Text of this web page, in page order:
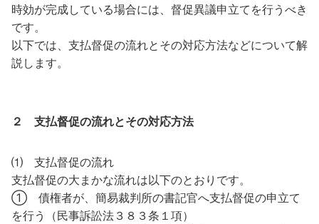
時効が完成している場合には、督促異議申立てを行うべき
です。
以下では、支払督促の流れとその対応方法などについて解
説します。
２ 支払督促の流れとその対応方法
⑴ 支払督促の流れ
支払督促の大まかな流れは以下のとおりです。
① 債権者が、簡易裁判所の書記官へ支払督促の申立て
を行う（民事訴訟法３８３条１項）